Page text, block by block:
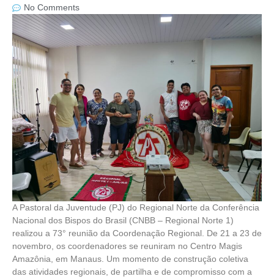
No Comments
A Pastoral da Juventude (PJ) do Regional Norte da Conferência
Nacional dos Bispos do Brasil (CNBB – Regional Norte 1)
realizou a 73° reunião da Coordenação Regional. De 21 a 23 de
novembro, os coordenadores se reuniram no Centro Magis
Amazônia, em Manaus. Um momento de construção coletiva
das atividades regionais, de partilha e de compromisso com a